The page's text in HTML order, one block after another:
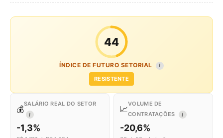
44
ÍNDICE DE FUTURO SETORIAL I
RESISTENTE
💰
SALÁRIO REAL DO SETOR
I
-1,3%
📈
VOLUME DE
CONTRATAÇÕES
I
-20,6%